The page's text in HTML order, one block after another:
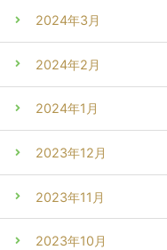
2024年3月
2024年2月
2024年1月
2023年12月
2023年11月
2023年10月